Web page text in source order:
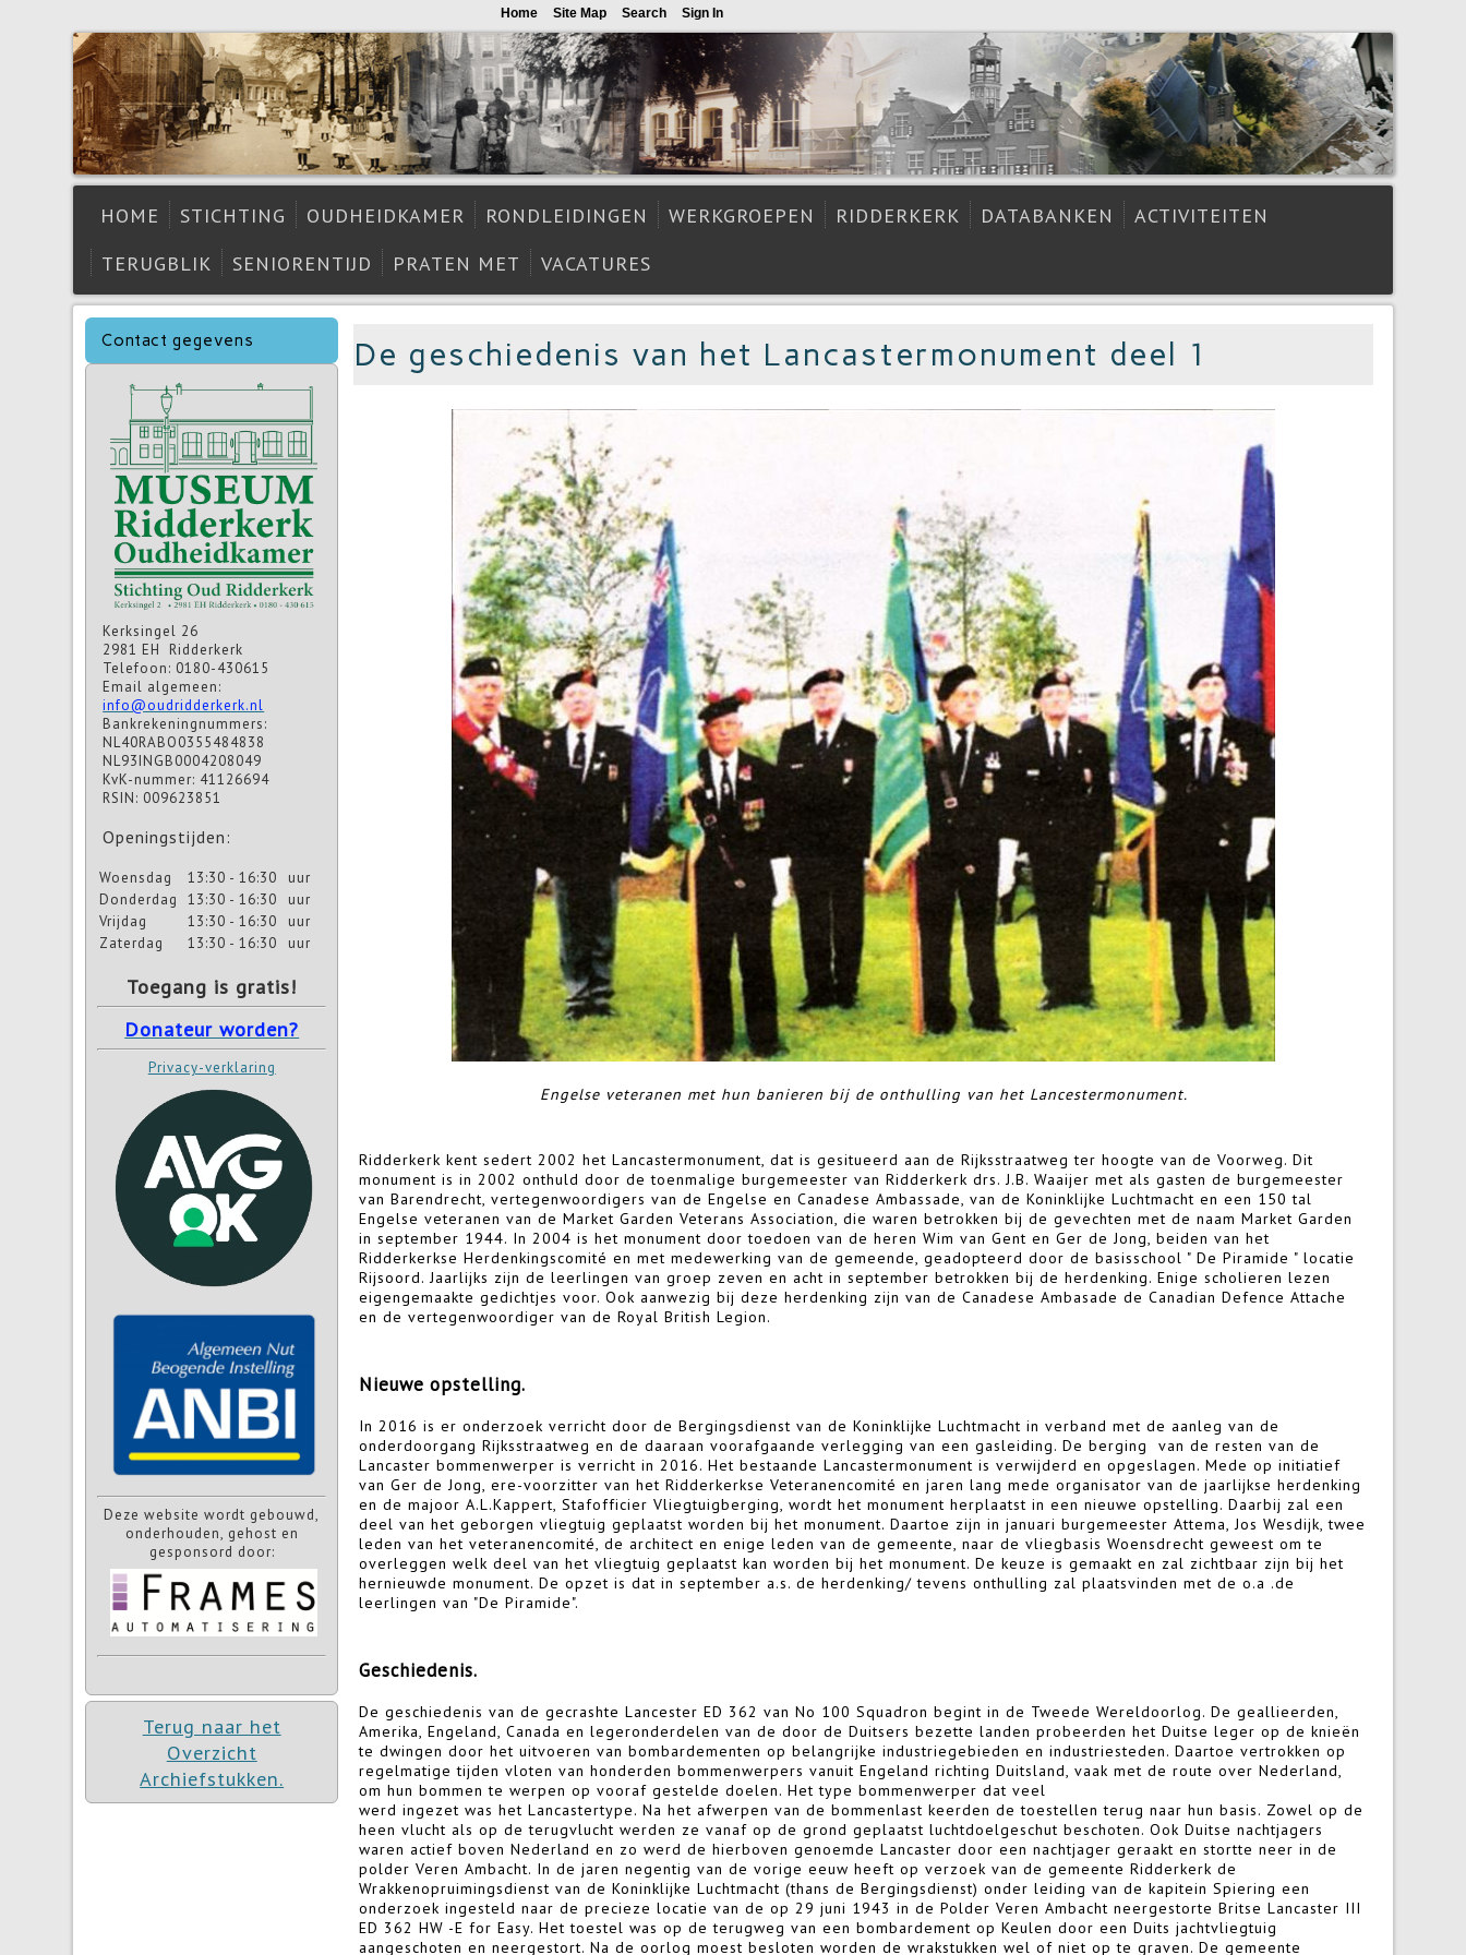
HOME STICHTING OUDHEIDKAMER RONDLEIDINGEN WERKGROEPEN RIDDERKERK DATABANKEN
ACTIVITEITEN
TERUGBLIK
SENIORENTIJD PRATEN MET VACATURES
Contact gegevens
Kerksingel 26
2981 EH Ridderkerk
Telefoon: 0180-430615
Email algemeen:
info@oudridderkerk.nl
Bankrekeningnummers:
NL40RABO0355484838
NL93INGB0004208049
KvK-nummer: 41126694
RSIN: 009623851
Openingstijden:
Woensdag 13:30 - 16:30
uur
Donderdag
13:30 - 16:30
uur
Vrijdag
13:30 - 16:30
uur
Zaterdag
13:30 - 16:30 uur
Toegang is gratis!
Donateur worden?
Privacy-verklaring
Deze website wordt gebouwd,
onderhouden, gehost en
gesponsord door:
Terug naar het
Overzicht
Archiefstukken.
De geschiedenis van het Lancastermonument deel 1
Engelse veteranen met hun banieren bij de onthulling van het Lancestermonument.
Ridderkerk kent sedert 2002 het Lancastermonument, dat is gesitueerd aan de Rijksstraatweg ter hoogte van de Voorweg. Dit
monument is in 2002 onthuld door de toenmalige burgemeester van Ridderkerk drs. J.B. Waaijer met als gasten de burgemeester
van Barendrecht, vertegenwoordigers van de Engelse en Canadese Ambassade, van de Koninklijke Luchtmacht en een 150 tal
Engelse veteranen van de Market Garden Veterans Association, die waren betrokken bij de gevechten met de naam Market Garden
in september 1944. In 2004 is het monument door toedoen van de heren Wim van Gent en Ger de Jong, beiden van het
Ridderkerkse Herdenkingscomité en met medewerking van de gemeende, geadopteerd door de basisschool " De Piramide " locatie
Rijsoord. Jaarlijks zijn de leerlingen van groep zeven en acht in september betrokken bij de herdenking. Enige scholieren lezen
eigengemaakte gedichtjes voor. Ook aanwezig bij deze herdenking zijn van de Canadese Ambasade de Canadian Defence Attache
en de vertegenwoordiger van de Royal British Legion.
Nieuwe opstelling.
In 2016 is er onderzoek verricht door de Bergingsdienst van de Koninklijke Luchtmacht in verband met de aanleg van de
onderdoorgang Rijksstraatweg en de daaraan voorafgaande verlegging van een gasleiding. De berging van de resten van de
Lancaster bommenwerper is verricht in 2016. Het bestaande Lancastermonument is verwijderd en opgeslagen. Mede op initiatief
van Ger de Jong, ere-voorzitter van het Ridderkerkse Veteranencomité en jaren lang mede organisator van de jaarlijkse herdenking
en de majoor A.L.Kappert, Stafofficier Vliegtuigberging, wordt het monument herplaatst in een nieuwe opstelling. Daarbij zal een
deel van het geborgen vliegtuig geplaatst worden bij het monument. Daartoe zijn in januari burgemeester Attema, Jos Wesdijk, twee
leden van het veteranencomité, de architect en enige leden van de gemeente, naar de vliegbasis Woensdrecht geweest om te
overleggen welk deel van het vliegtuig geplaatst kan worden bij het monument. De keuze is gemaakt en zal zichtbaar zijn bij het
hernieuwde monument. De opzet is dat in september a.s. de herdenking/ tevens onthulling zal plaatsvinden met de o.a .de
leerlingen van "De Piramide".
Geschiedenis.
De geschiedenis van de gecrashte Lancester ED 362 van No 100 Squadron begint in de Tweede Wereldoorlog. De geallieerden,
Amerika, Engeland, Canada en legeronderdelen van de door de Duitsers bezette landen probeerden het Duitse leger op de knieën
te dwingen door het uitvoeren van bombardementen op belangrijke industriegebieden en industriesteden. Daartoe vertrokken op
regelmatige tijden vloten van honderden bommenwerpers vanuit Engeland richting Duitsland, vaak met de route over Nederland,
om hun bommen te werpen op vooraf gestelde doelen. Het type bommenwerper dat veel
werd ingezet was het Lancastertype. Na het afwerpen van de bommenlast keerden de toestellen terug naar hun basis. Zowel op de
heen vlucht als op de terugvlucht werden ze vanaf op de grond geplaatst luchtdoelgeschut beschoten. Ook Duitse nachtjagers
waren actief boven Nederland en zo werd de hierboven genoemde Lancaster door een nachtjager geraakt en stortte neer in de
polder Veren Ambacht. In de jaren negentig van de vorige eeuw heeft op verzoek van de gemeente Ridderkerk de
Wrakkenopruimingsdienst van de Koninklijke Luchtmacht (thans de Bergingsdienst) onder leiding van de kapitein Spiering een
onderzoek ingesteld naar de precieze locatie van de op 29 juni 1943 in de Polder Veren Ambacht neergestorte Britse Lancaster III
ED 362 HW -E for Easy. Het toestel was op de terugweg van een bombardement op Keulen door een Duits jachtvliegtuig
aangeschoten en neergestort. Na de oorlog moest besloten worden de wrakstukken wel of niet op te graven. De gemeente
Home Site Map Search Sign In